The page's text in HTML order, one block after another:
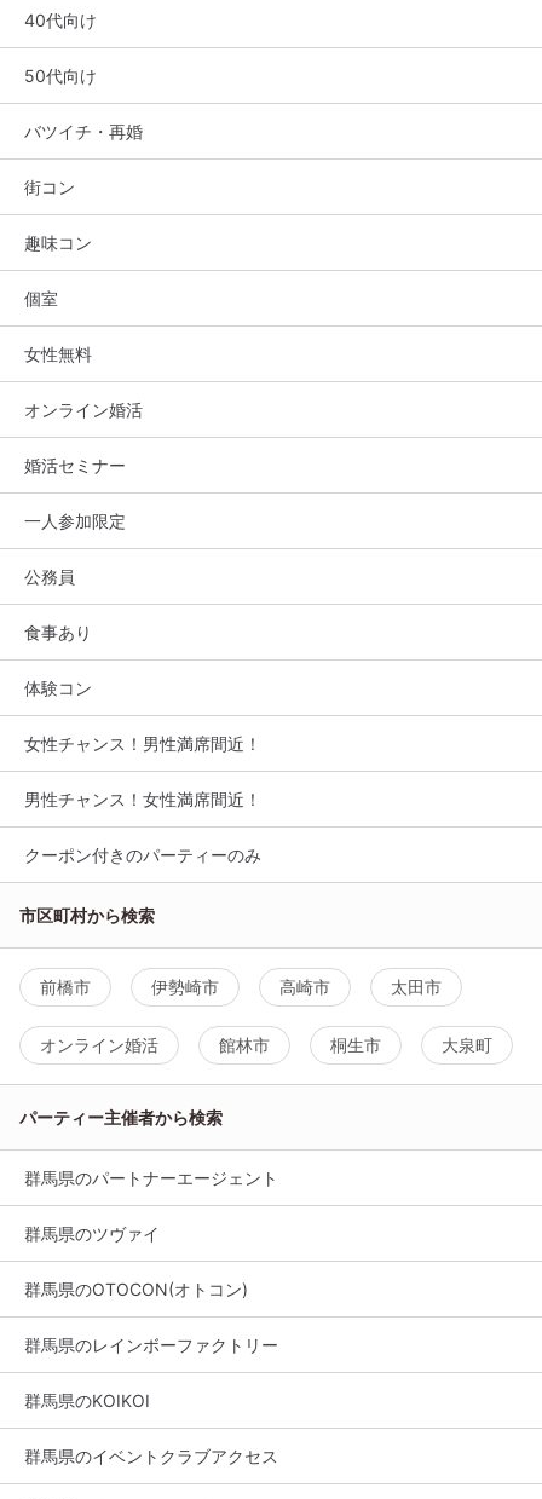
40代向け
50代向け
バツイチ・再婚
街コン
趣味コン
個室
女性無料
オンライン婚活
婚活セミナー
一人参加限定
公務員
食事あり
体験コン
女性チャンス！男性満席間近！
男性チャンス！女性満席間近！
クーポン付きのパーティーのみ
市区町村から検索
前橋市 伊勢崎市 高崎市 太田市
オンライン婚活 館林市 桐生市 大泉町
パーティー主催者から検索
群馬県のパートナーエージェント
群馬県のツヴァイ
群馬県のOTOCON(オトコン)
群馬県のレインボーファクトリー
群馬県のKOIKOI
群馬県のイベントクラブアクセス